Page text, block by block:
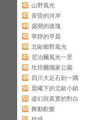
42 山野風光
43 黃昏的河岸
44 盛開的玻瑰
45 寧靜的早晨
46 北歐鄉野風光
47 尼泊爾風光一景
48 坎培爾國家公園
49 四川大足石刻一隅
50 晨曦下的北歐小鎮
51 虛幻與真實的對白
52 舞動歡樂